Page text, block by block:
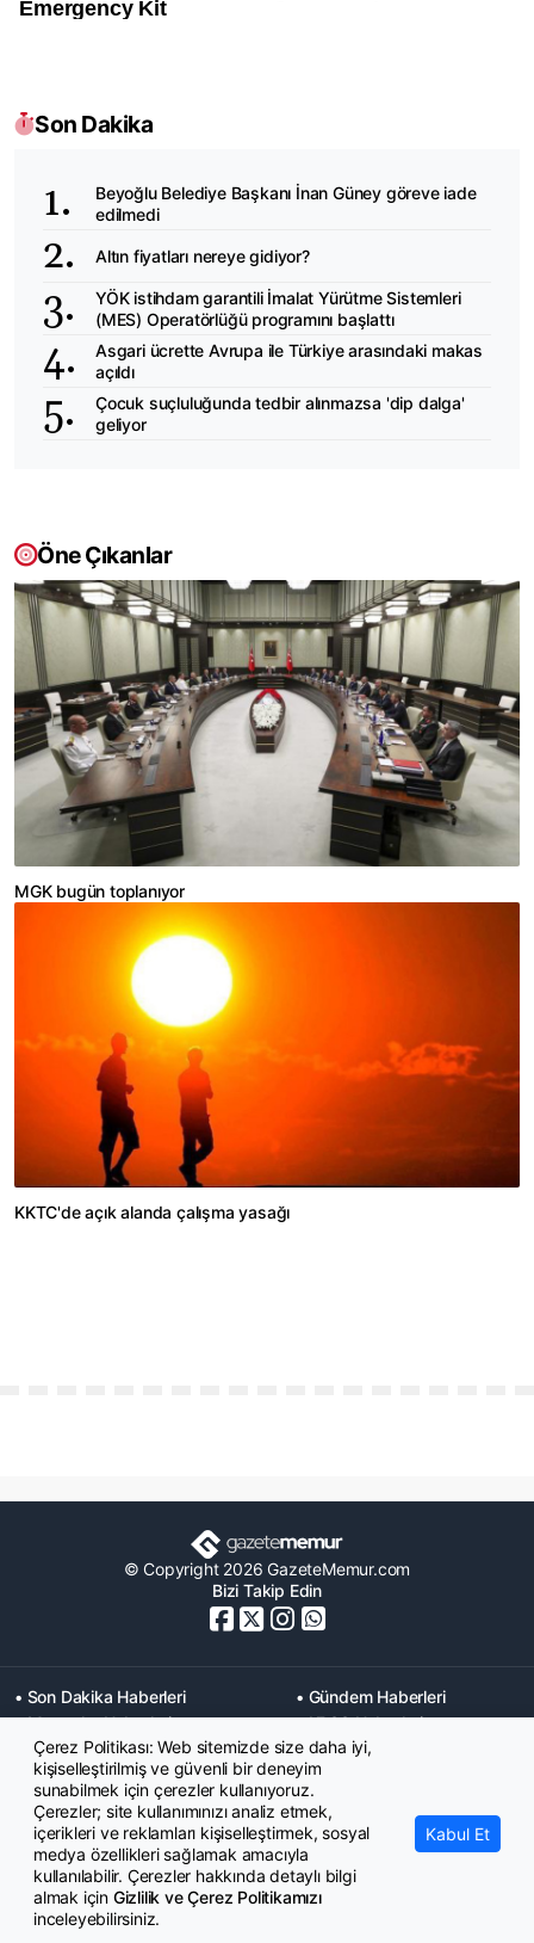
Son Dakika
Beyoğlu Belediye Başkanı İnan Güney göreve iade
edilmedi
Altın fiyatları nereye gidiyor?
YÖK istihdam garantili İmalat Yürütme Sistemleri
(MES) Operatörlüğü programını başlattı
Asgari ücrette Avrupa ile Türkiye arasındaki makas
açıldı
Çocuk suçluluğunda tedbir alınmazsa 'dip dalga'
geliyor
Öne Çıkanlar
MGK bugün toplanıyor
KKTC'de açık alanda çalışma yasağı
© Copyright 2026 GazeteMemur.com
Bizi Takip Edin
• Son Dakika Haberleri
• Gündem Haberleri
• Memurlar Haberleri
• KPSS Haberleri
• Ekonomi Haberleri
• Eğitim Haberleri
• Yaşam Haberleri
• Maaş Verileri Haberleri
• Mahkeme Kararları
Haberleri
Çerez Politikası: Web sitemizde size daha iyi,
kişiselleştirilmiş ve güvenli bir deneyim
sunabilmek için çerezler kullanıyoruz.
Çerezler; site kullanımınızı analiz etmek,
içerikleri ve reklamları kişiselleştirmek, sosyal
medya özellikleri sağlamak amacıyla
kullanılabilir. Çerezler hakkında detaylı bilgi
almak için Gizlilik ve Çerez Politikamızı
inceleyebilirsiniz.
Kabul Et